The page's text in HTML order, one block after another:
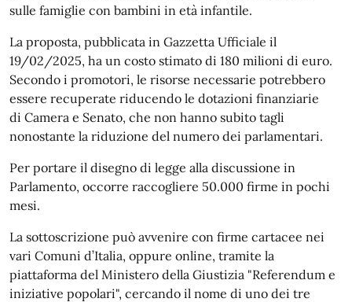
sulle famiglie con bambini in età infantile.
La proposta, pubblicata in Gazzetta Ufficiale il
19/02/2025, ha un costo stimato di 180 milioni di euro.
Secondo i promotori, le risorse necessarie potrebbero
essere recuperate riducendo le dotazioni finanziarie
di Camera e Senato, che non hanno subito tagli
nonostante la riduzione del numero dei parlamentari.
Per portare il disegno di legge alla discussione in
Parlamento, occorre raccogliere 50.000 firme in pochi
mesi.
La sottoscrizione può avvenire con firme cartacee nei
vari Comuni d’Italia, oppure online, tramite la
piattaforma del Ministero della Giustizia "Referendum e
iniziative popolari", cercando il nome di uno dei tre